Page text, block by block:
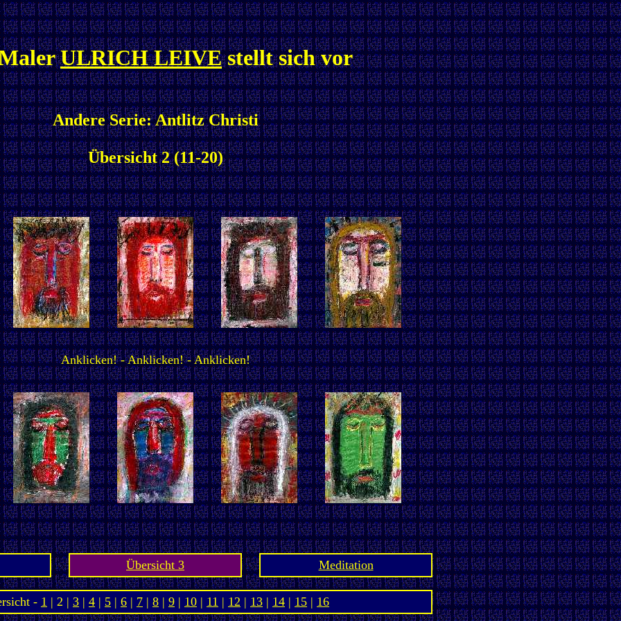
ULRICH LEIVEstellt sich vor
Andere Serie: Antlitz Christi
Übersicht 2 (11-20)
Anklicken! - Anklicken! - Anklicken!
Übersicht 3 Meditation
- 1 | 2 | 3 | 4 | 5 | 6 | 7 | 8 | 9 | 10 | 11 | 12 | 13 | 14 | 15 | 16